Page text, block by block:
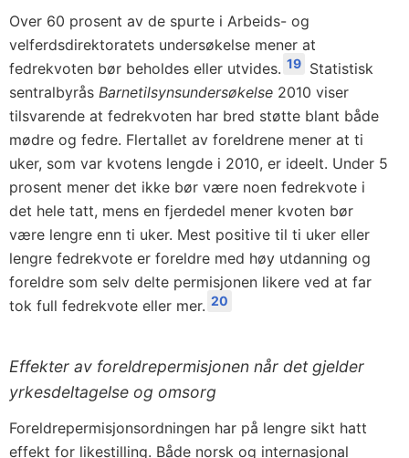
Over 60 prosent av de spurte i Arbeids- og
velferdsdirektoratets undersøkelse mener at
fedrekvoten bør beholdes eller utvides. 19 Statistisk
sentralbyrås Barnetilsynsundersøkelse 2010 viser
tilsvarende at fedrekvoten har bred støtte blant både
mødre og fedre. Flertallet av foreldrene mener at ti
uker, som var kvotens lengde i 2010, er ideelt. Under 5
prosent mener det ikke bør være noen fedrekvote i
det hele tatt, mens en fjerdedel mener kvoten bør
være lengre enn ti uker. Mest positive til ti uker eller
lengre fedrekvote er foreldre med høy utdanning og
foreldre som selv delte permisjonen likere ved at far
tok full fedrekvote eller mer. 20
Effekter av foreldrepermisjonen når det gjelder
yrkesdeltagelse og omsorg
Foreldrepermisjonsordningen har på lengre sikt hatt
effekt for likestilling. Både norsk og internasjonal